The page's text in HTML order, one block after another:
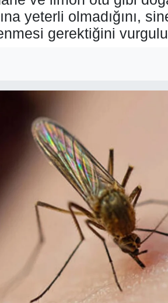
yeterli olmadığını,
gerektiğini